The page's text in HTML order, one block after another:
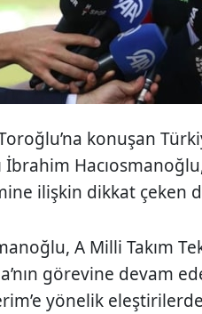
konuşan
İbrahim
ilişkin dikkat çeken
A Milli Takım
görevine devam
yönelik